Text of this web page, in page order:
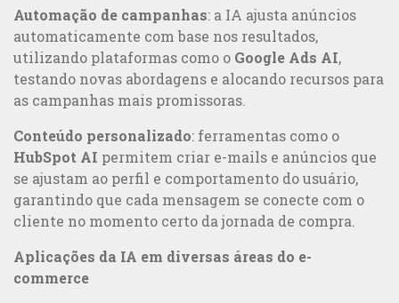
Automação de campanhas: a IA ajusta anúncios
automaticamente com base nos resultados,
utilizando plataformas como o Google Ads AI,
testando novas abordagens e alocando recursos para
as campanhas mais promissoras.
Conteúdo personalizado: ferramentas como o
HubSpot AI permitem criar e-mails e anúncios que
se ajustam ao perfil e comportamento do usuário,
garantindo que cada mensagem se conecte com o
cliente no momento certo da jornada de compra.
Aplicações da IA em diversas áreas do e-
commerce